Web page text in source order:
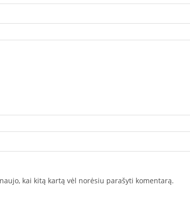
kai kitą kartą vėl norėsiu parašyti komentarą.